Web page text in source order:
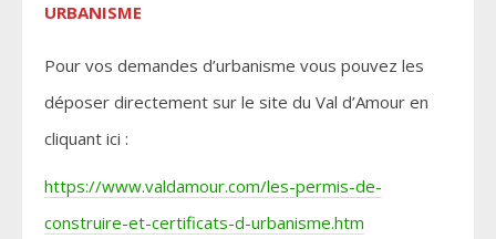
URBANISME
Pour vos demandes d’urbanisme vous pouvez les
déposer directement sur le site du Val d’Amour en
cliquant ici :
https://www.valdamour.com/les-permis-de-
construire-et-certificats-d-urbanisme.htm